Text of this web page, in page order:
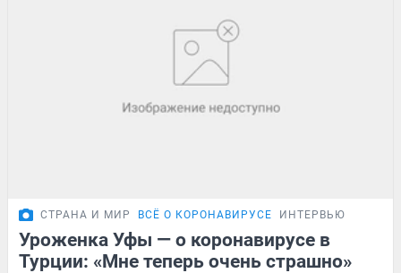
СТРАНА И МИР ВСЁ О КОРОНАВИРУСЕ ИНТЕРВЬЮ
Уроженка Уфы — о коронавирусе в
Турции: «Мне теперь очень страшно»